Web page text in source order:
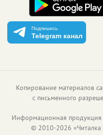
Подпишись
Telegram канал
Копирование материалов
с письменного
Информационная продукция
© 2010-2026 «